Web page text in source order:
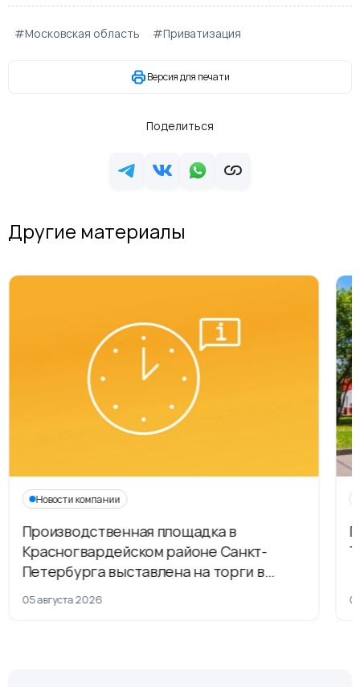
#Московская область #Приватизация
Версия для печати
Поделиться
Другие материалы
Новости компании
Производственная площадка в
Красногвардейском районе Санкт-
Петербурга выставлена на торги в
рамках приватизации
05 августа 2026